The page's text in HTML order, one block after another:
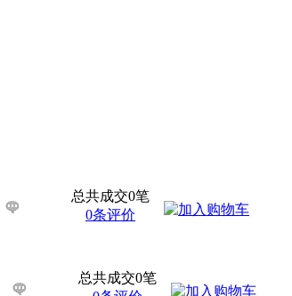
总共成交0笔
0条评价
总共成交0笔